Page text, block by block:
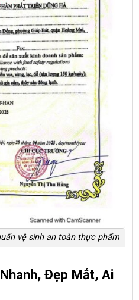
vệ sinh an toàn thực phẩm
Đẹp Mắt, Ai